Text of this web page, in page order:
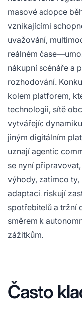
masové adopce
vznikajícími
uvažování,
reálném
nákupní scénáře a
rozhodování.
kolem platforem,
technologii, sítě
vytvářejíc
jiným digitálním
uznají agentic
se nyní
výhody, zatímco
adaptaci, riskují
spotřebitelů a tržní
směrem k
zážitkům.
Často